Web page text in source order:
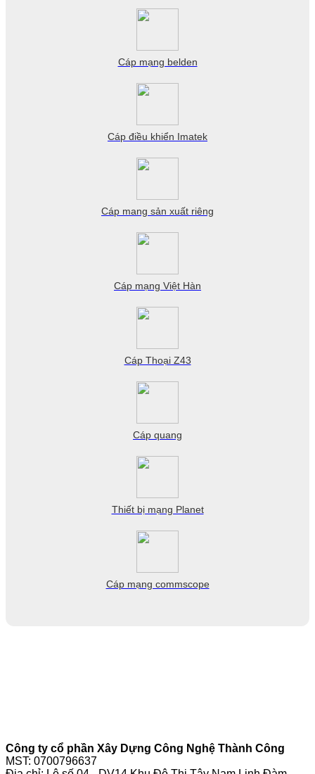
Cáp mạng belden
Cáp điều khiển Imatek
Cáp mang sản xuất riêng
Cáp mạng Việt Hàn
Cáp Thoại Z43
Cáp quang
Thiết bị mạng Planet
Cáp mạng commscope
Công ty cổ phần Xây Dựng Công Nghệ Thành Công
MST: 0700796637